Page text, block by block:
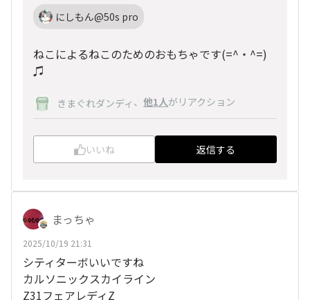
にしもん@50s pro
ねこによるねこのためのおもちゃです(=^・^=)
♫
きまぐれダンディ 、 他1人がリアクション
いいね 返信する
まっちゃ
2025/10/19 21:31
シティターボいいですね
カルソニックスカイライン
Z31フェアレディZ